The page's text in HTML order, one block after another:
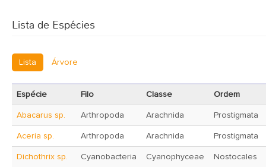
Lista de Espécies
Lista Árvore
Espécie Filo Classe Ordem
Abacarus sp. Arthropoda Arachnida Prostigmata
Aceria sp. Arthropoda Arachnida Prostigmata
Dichothrix sp. Cyanobacteria Cyanophyceae Nostocales